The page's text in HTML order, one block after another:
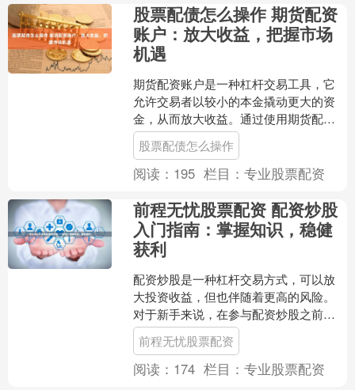
股票配债怎么操作 期货配资
账户：放大收益，把握市场
机遇
期货配资账户是一种杠杆交易工具，它
允许交易者以较小的本金撬动更大的资
金，从而放大收益。通过使用期货配资
账户，交易者可以把握市场机遇，提高
资金利用率，增加获利空间....
股票配债怎么操作
阅读： 195 栏目：专业股票配资
前程无忧股票配资 配资炒股
入门指南：掌握知识，稳健
获利
配资炒股是一种杠杆交易方式，可以放
大投资收益，但也伴随着更高的风险。
对于新手来说，在参与配资炒股之前，
掌握以下知识至关重要： **1. 了解配资
原理** 配资炒....
前程无忧股票配资
阅读： 174 栏目：专业股票配资